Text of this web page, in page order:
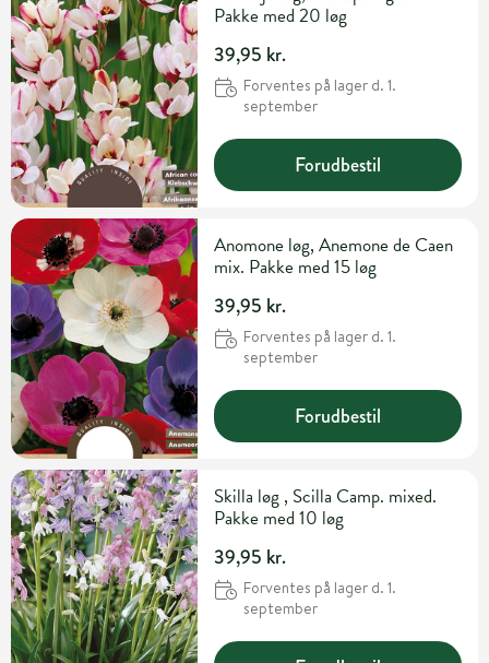
Pakke med 20 løg
39,95 kr.
Forventes på lager d. 1.
september
Forudbestil
Anomone løg, Anemone de Caen
mix. Pakke med 15 løg
39,95 kr.
Forventes på lager d. 1.
september
Forudbestil
Skilla løg , Scilla Camp. mixed.
Pakke med 10 løg
39,95 kr.
Forventes på lager d. 1.
september